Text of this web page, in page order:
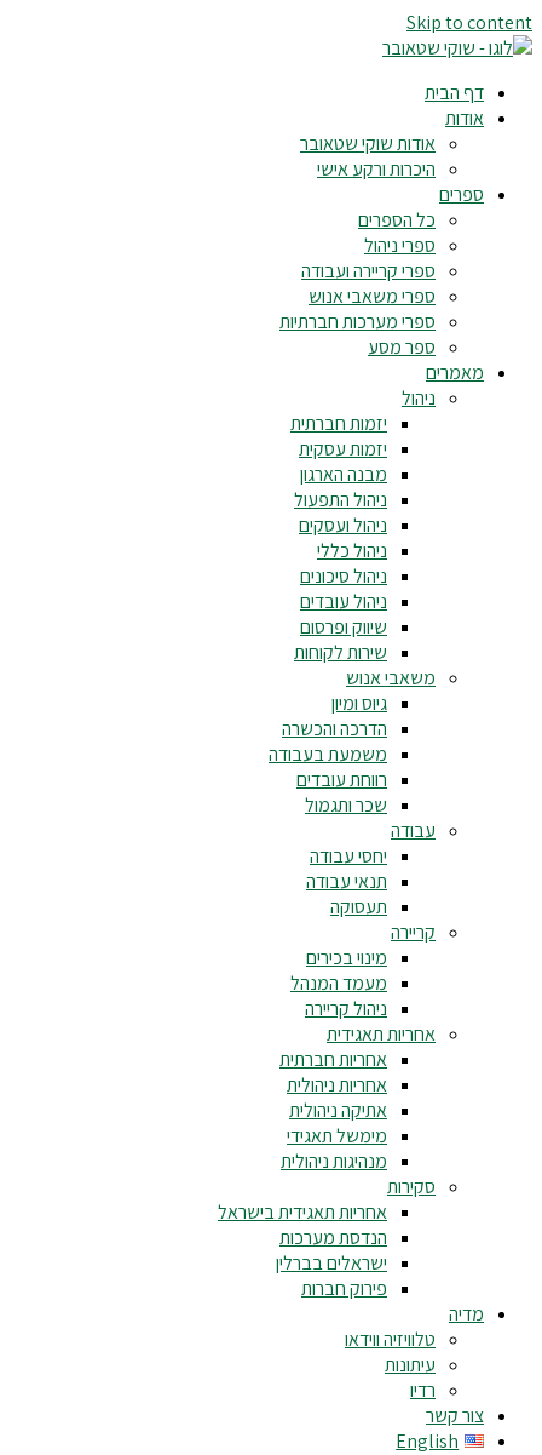
Skip to content
דף הבית
אודות
אודות שוקי שטאובר
היכרות ורקע אישי
ספרים
כל הספרים
ספרי ניהול
ספרי קריירה ועבודה
ספרי משאבי אנוש
ספרי מערכות חברתיות
ספר מסע
מאמרים
ניהול
יזמות חברתית
יזמות עסקית
מבנה הארגון
ניהול התפעול
ניהול ועסקים
ניהול כללי
ניהול סיכונים
ניהול עובדים
שיווק ופרסום
שירות לקוחות
משאבי אנוש
גיוס ומיון
הדרכה והכשרה
משמעת בעבודה
רווחת עובדים
שכר ותגמול
עבודה
יחסי עבודה
תנאי עבודה
תעסוקה
קריירה
מינוי בכירים
מעמד המנהל
ניהול קריירה
אחריות תאגידית
אחריות חברתית
אחריות ניהולית
אתיקה ניהולית
מימשל תאגידי
מנהיגות ניהולית
סקירות
אחריות תאגידית בישראל
הנדסת מערכות
ישראלים בברלין
פירוק חברות
מדיה
טלוויזיה ווידאו
עיתונות
רדיו
צור קשר
English